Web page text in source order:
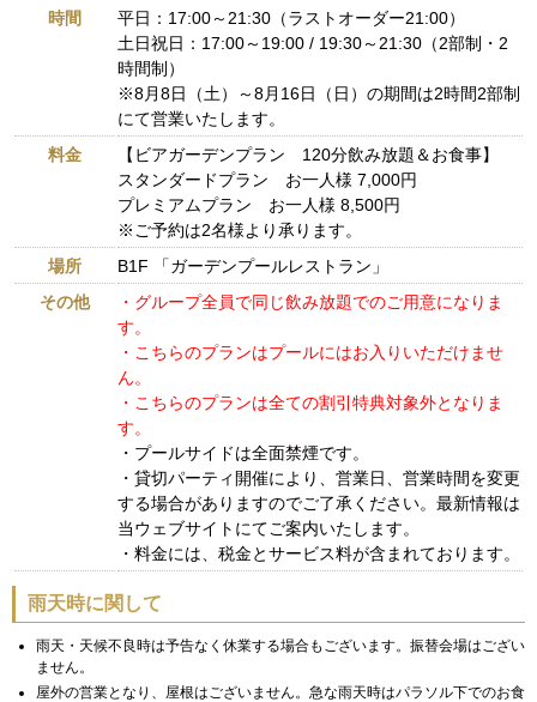
時間
平日：17:00～21:30（ラストオーダー21:00）
土日祝日：17:00～19:00 / 19:30～21:30（2部制・2
時間制）
※8月8日（土）～8月16日（日）の期間は2時間2部制
にて営業いたします。
料金
【ビアガーデンプラン 120分飲み放題＆お食事】
スタンダードプラン お一人様 7,000円
プレミアムプラン お一人様 8,500円
※ご予約は2名様より承ります。
場所
B1F 「ガーデンプールレストラン」
その他
・グループ全員で同じ飲み放題でのご用意になりま
す。
・こちらのプランはプールにはお入りいただけませ
ん。
・こちらのプランは全ての割引特典対象外となりま
す。
・プールサイドは全面禁煙です。
・貸切パーティ開催により、営業日、営業時間を変更
する場合がありますのでご了承ください。最新情報は
当ウェブサイトにてご案内いたします。
・料金には、税金とサービス料が含まれております。
雨天時に関して
雨天・天候不良時は予告なく休業する場合もございます。振替会場はござい
ません。
屋外の営業となり、屋根はございません。急な雨天時はパラソル下でのお食